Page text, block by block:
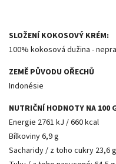
SLOŽENÍ KOKOSOVÝ KRÉM:
100% kokosová dužina -
ZEMĚ PŮVODU OŘECHŮ
Indonésie
NUTRIČNÍ HODNOTY NA 100
Energie 2761 kJ / 660 kcal
Bílkoviny 6,9 g
Sacharidy / z toho cukry 23,6